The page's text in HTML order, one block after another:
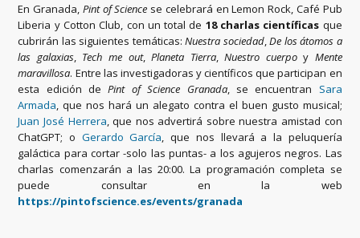
En Granada, Pint of Science se celebrará en Lemon Rock, Café Pub
Liberia y Cotton Club, con un total de 18 charlas científicas que
cubrirán las siguientes temáticas:Nuestra sociedad,De los átomos a
las galaxias, Tech me out,Planeta Tierra,Nuestro cuerpoy Mente
maravillosa. Entre las investigadoras y científicos que participan en
esta edición dePint of Science Granada, se encuentran Sara
Armada, que nos hará un alegato contra el buen gusto musical;
Juan José Herrera, que nos advertirá sobre nuestra amistad con
ChatGPT; o Gerardo García, que nos llevará a la peluquería
galáctica para cortar -solo las puntas- a los agujeros negros. Las
charlas comenzarán a las 20:00. La programación completa se
puede consultar en la web
https://pintofscience.es/events/granada